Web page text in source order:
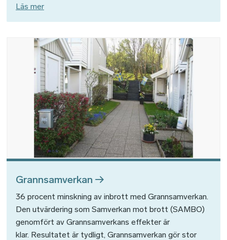
Läs mer
Grannsamverkan
36 procent minskning av inbrott med Grannsamverkan.
Den utvärdering som Samverkan mot brott (SAMBO)
genomfört av Grannsamverkans effekter är
klar. Resultatet är tydligt, Grannsamverkan gör stor